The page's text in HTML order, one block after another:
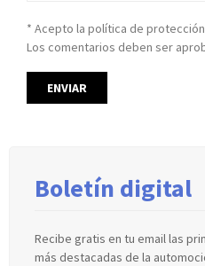
* Acepto la política de
Los comentarios deben ser
Boletín digital
Recibe gratis en tu email las
más destacadas de la